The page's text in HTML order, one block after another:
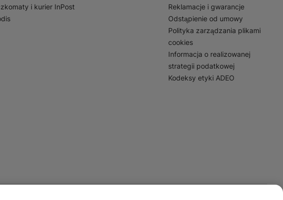
i kurier InPost
Reklamacje i gwarancje
Odstąpienie od umowy
Polityka zarządzania plikami
cookies
Informacja o realizowanej
strategii podatkowej
Kodeksy etyki ADEO